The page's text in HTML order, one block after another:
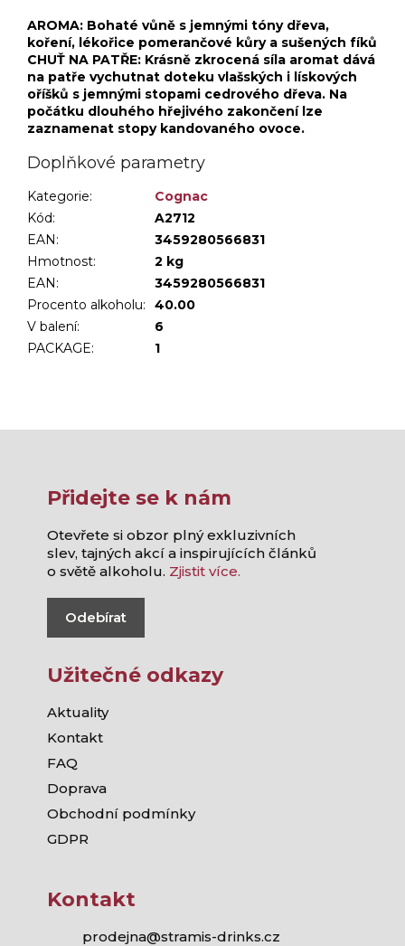
AROMA: Bohaté vůně s jemnými tóny dřeva,
koření, lékořice pomerančové kůry a sušených fíků
CHUŤ NA PATŘE: Krásně zkrocená síla aromat dává
na patře vychutnat doteku vlašských i lískových
oříšků s jemnými stopami cedrového dřeva. Na
počátku dlouhého hřejivého zakončení lze
zaznamenat stopy kandovaného ovoce.
Doplňkové parametry
Kategorie:
Cognac
Kód:
A2712
EAN:
3459280566831
Hmotnost:
2 kg
EAN:
3459280566831
Procento alkoholu:
40.00
V balení:
6
PACKAGE: 1
Přidejte se k nám
Otevřete si obzor plný exkluzivních
slev, tajných akcí a inspirujících článků
o světě alkoholu. Zjistit více.
Odebírat
Užitečné odkazy
Aktuality
Kontakt
FAQ
Doprava
Obchodní podmínky
GDPR
Kontakt
prodejna@stramis-drinks.cz